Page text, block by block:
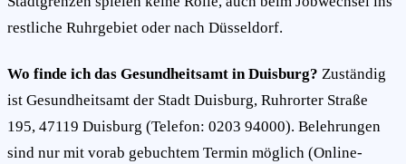
restliche Ruhrgebiet oder nach Düsseldorf.
Wo finde ich das Gesundheitsamt in Duisburg? Zuständig
ist Gesundheitsamt der Stadt Duisburg, Ruhrorter Straße
195, 47119 Duisburg (Telefon: 0203 94000). Belehrungen
sind nur mit vorab gebuchtem Termin möglich (Online-